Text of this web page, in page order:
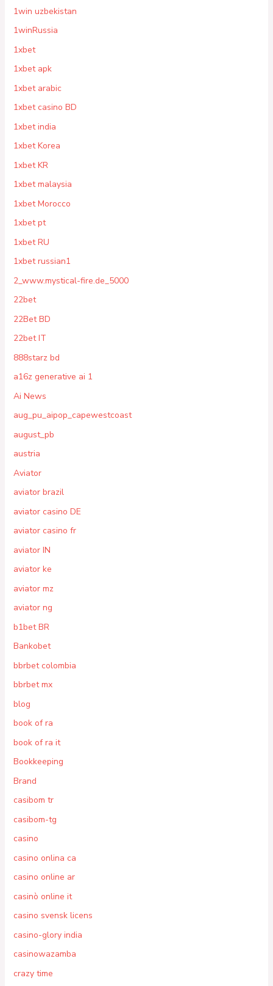
1win uzbekistan
1winRussia
1xbet
1xbet apk
1xbet arabic
1xbet casino BD
1xbet india
1xbet Korea
1xbet KR
1xbet malaysia
1xbet Morocco
1xbet pt
1xbet RU
1xbet russian1
2_www.mystical-fire.de_5000
22bet
22Bet BD
22bet IT
888starz bd
a16z generative ai 1
Ai News
aug_pu_aipop_capewestcoast
august_pb
austria
Aviator
aviator brazil
aviator casino DE
aviator casino fr
aviator IN
aviator ke
aviator mz
aviator ng
b1bet BR
Bankobet
bbrbet colombia
bbrbet mx
blog
book of ra
book of ra it
Bookkeeping
Brand
casibom tr
casibom-tg
casino
casino onlina ca
casino online ar
casinò online it
casino svensk licens
casino-glory india
casinowazamba
crazy time